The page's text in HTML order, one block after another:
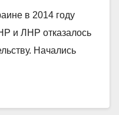
в 2014 году
и ЛНР отказалось
Начались